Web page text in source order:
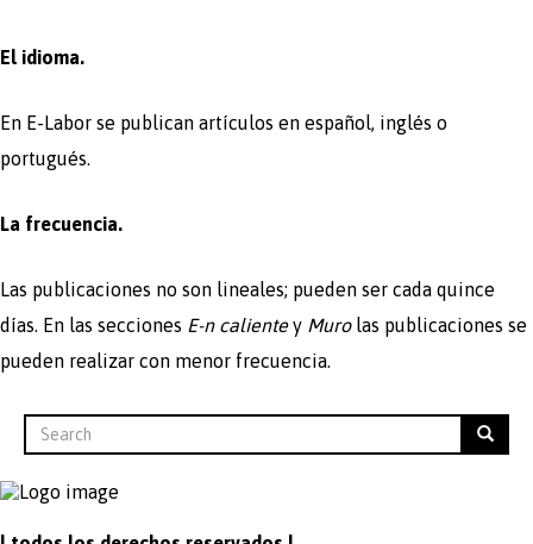
El idioma.
En E-Labor se publican artículos en español, inglés o
portugués.
La frecuencia.
Las publicaciones no son lineales; pueden ser cada quince
días. En las secciones E-n calientey Muro las publicaciones se
pueden realizar con menor frecuencia.
Búsqueda
Search Search